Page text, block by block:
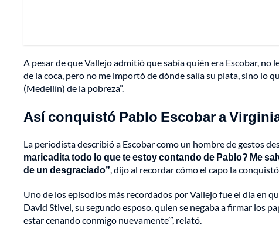
A pesar de que Vallejo admitió que sabía quién era Escobar, no
de la coca, pero no me importó de dónde salía su plata, sino lo
(Medellín) de la pobreza”.
Así conquistó Pablo Escobar a
La periodista describió a Escobar como un hombre de gestos
maricadita todo lo que te estoy contando de Pablo? Me
de un desgraciado” , dijo al recordar cómo el capo la conquistó.
Uno de los episodios más recordados por Vallejo fue el día en
David Stivel, su segundo esposo, quien se negaba a firmar los
estar cenando conmigo nuevamente’”, relató.